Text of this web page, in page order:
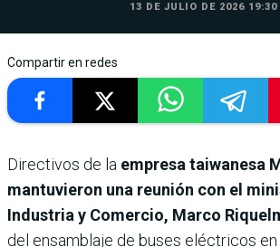
13 DE JULIO DE 2026 19:30
Compartir en redes
Directivos de la empresa taiwanesa
mantuvieron una reunión con el
Industria y Comercio, Marco
del ensamblaje de buses eléctricos en